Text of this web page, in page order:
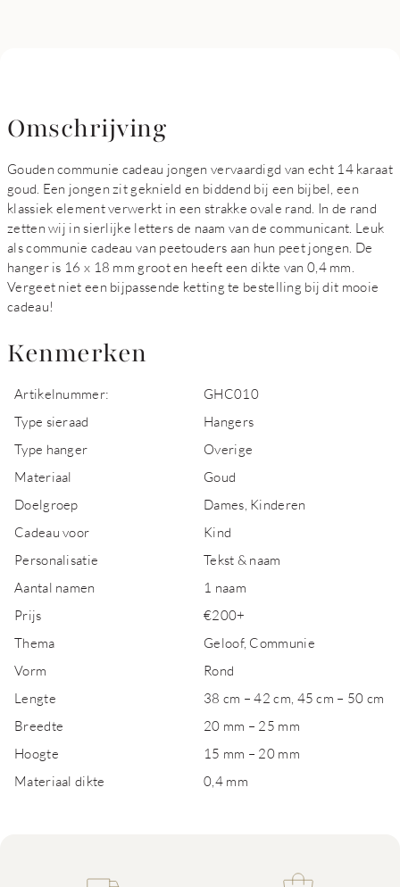
Omschrijving
Gouden communie cadeau jongen vervaardigd van echt 14 karaat
goud. Een jongen zit geknield en biddend bij een bijbel, een
klassiek element verwerkt in een strakke ovale rand. In de rand
zetten wij in sierlijke letters de naam van de communicant. Leuk
als communie cadeau van peetouders aan hun peet jongen. De
hanger is 16 x 18 mm groot en heeft een dikte van 0,4 mm.
Vergeet niet een bijpassende ketting te bestelling bij dit mooie
cadeau!
Kenmerken
Artikelnummer:
GHC010
Type sieraad
Hangers
Type hanger
Overige
Materiaal
Goud
Doelgroep
Dames, Kinderen
Cadeau voor
Kind
Personalisatie
Tekst & naam
Aantal namen
1 naam
Prijs
€200+
Thema
Geloof, Communie
Vorm
Rond
Lengte
38 cm – 42 cm, 45 cm – 50 cm
Breedte
20 mm – 25 mm
Hoogte
15 mm – 20 mm
Materiaal dikte
0,4 mm